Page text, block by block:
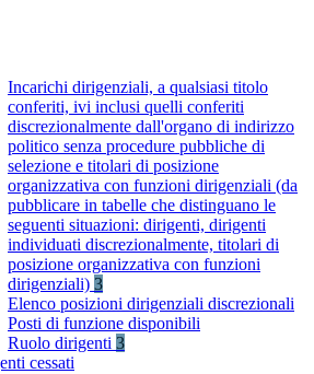
Incarichi dirigenziali, a qualsiasi titolo
conferiti, ivi inclusi quelli conferiti
discrezionalmente dall'organo di indirizzo
politico senza procedure pubbliche di
selezione e titolari di posizione
organizzativa con funzioni dirigenziali (da
pubblicare in tabelle che distinguano le
seguenti situazioni: dirigenti, dirigenti
individuati discrezionalmente, titolari di
posizione organizzativa con funzioni
dirigenziali) 3
Elenco posizioni dirigenziali discrezionali
Posti di funzione disponibili
Ruolo dirigenti 3
cessati